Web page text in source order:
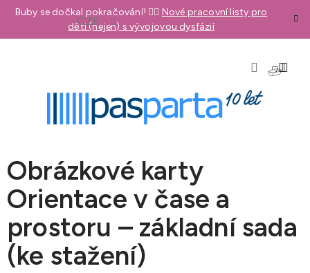
Přejít
obsah
Buby se dočkal pokračování! 👉🏼 Nové pracovní listy pro
děti (nejen) s vývojovou dysfázií
CZK
Obrázkové karty
Orientace v čase a
prostoru – základní sada
(ke stažení)